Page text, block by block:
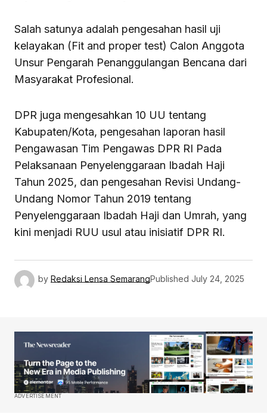
Salah satunya adalah pengesahan hasil uji
kelayakan (Fit and proper test) Calon Anggota
Unsur Pengarah Penanggulangan Bencana dari
Masyarakat Profesional.
DPR juga mengesahkan 10 UU tentang
Kabupaten/Kota, pengesahan laporan hasil
Pengawasan Tim Pengawas DPR RI Pada
Pelaksanaan Penyelenggaraan Ibadah Haji
Tahun 2025, dan pengesahan Revisi Undang-
Undang Nomor Tahun 2019 tentang
Penyelenggaraan Ibadah Haji dan Umrah, yang
kini menjadi RUU usul atau inisiatif DPR RI.
by Redaksi Lensa SemarangPublished July 24, 2025
ADVERTISEMENT